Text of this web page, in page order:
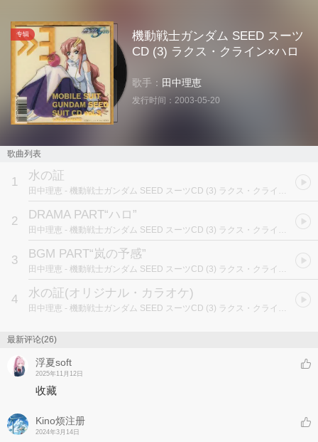
专辑
機動戦士ガンダム SEED スーツ
CD (3) ラクス・クライン×ハロ
歌手： 田中理恵
发行时间： 2003-05-20
歌曲列表
1 水の証
田中理恵 - 機動戦士ガンダム SEED スーツCD (3) ラクス・クライン×ハロ
2 DRAMA PART“ハロ”
田中理恵 - 機動戦士ガンダム SEED スーツCD (3) ラクス・クライン×ハロ
3 BGM PART“岚の予感”
田中理恵 - 機動戦士ガンダム SEED スーツCD (3) ラクス・クライン×ハロ
4 水の証(オリジナル・カラオケ)
田中理恵 - 機動戦士ガンダム SEED スーツCD (3) ラクス・クライン×ハロ
最新评论(26)
浮夏soft
2025年11月12日
收藏
Kino烦注册
2024年3月14日